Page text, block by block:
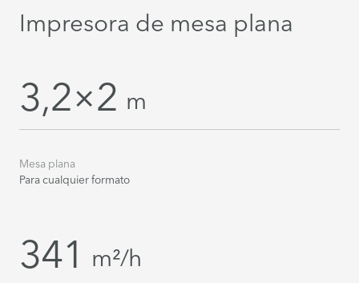
Impresora de mesa plana
3,2×2 m
Mesa plana
Para cualquier formato
341 m²/h